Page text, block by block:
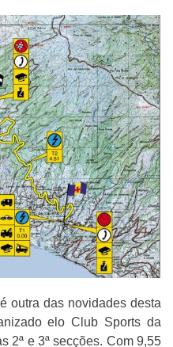
outra das novidades desta
elo Club Sports da
2ª e 3ª secções. Com 9,55